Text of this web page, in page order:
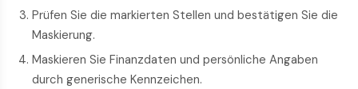
Prüfen Sie die markierten Stellen und bestätigen Sie die
Maskierung.
Maskieren Sie Finanzdaten und persönliche Angaben
durch generische Kennzeichen.